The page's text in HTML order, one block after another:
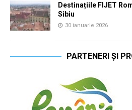
Destinațiile FIJET
Sibiu
30 ianuarie 2026
PARTENERI ȘI